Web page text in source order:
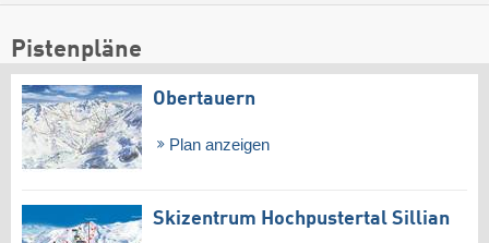
Pistenpläne
Obertauern
Plan anzeigen
Skizentrum Hochpustertal Sillian